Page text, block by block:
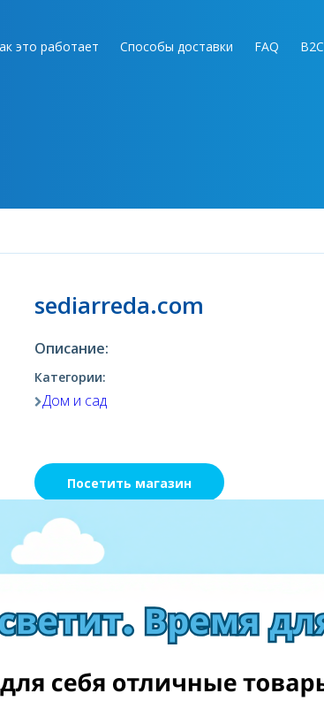
это работает Способы доставки FAQ B2C
sediarreda.com
Описание:
Категории:
Дом и сад
Посетить магазин